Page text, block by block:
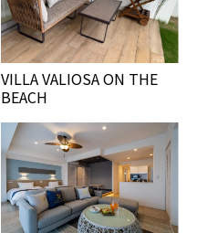
VILLA VALIOSA ON THE
BEACH